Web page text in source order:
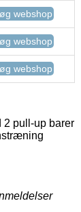
webshop
webshop
webshop
2 pull-up barer